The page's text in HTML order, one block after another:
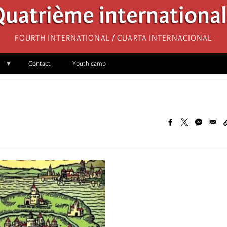
Fourth International / Cuarta Internacional
Contact Youth camp